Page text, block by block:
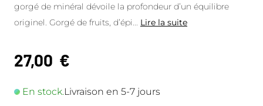
gorgé de minéral dévoile la profondeur d’un équilibre
originel. Gorgé de fruits, d’épi
Lire la suite
27,00 €
En stock.Livraison en 5-7 jours